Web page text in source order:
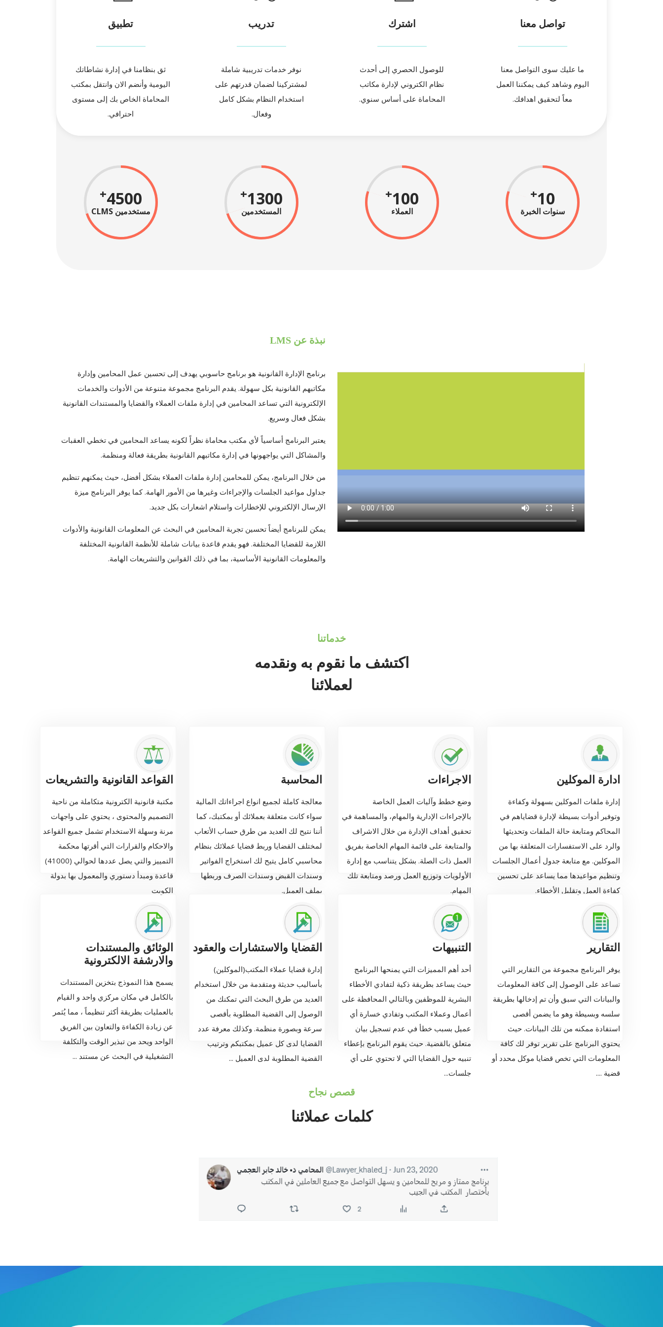
تواصل معنا
ما عليك سوى التواصل معنا
اليوم وشاهد كيف يمكننا العمل
معاً لتحقيق اهدافك.
اشترك
للوصول الحصري إلى أحدث
نظام الكتروني لإدارة مكاتب
المحاماة على أساس سنوي.
تدريب
نوفر خدمات تدريبية شاملة
لمشتركينا لضمان قدرتهم على
استخدام النظام بشكل كامل
وفعال.
تطبيق
ثق بنظامنا في إدارة نشاطاتك
اليومية وأنضم الان وانتقل بمكتب
المحاماة الخاص بك إلى مستوى
احترافي.
10
+
سنوات الخبرة
100
+
العملاء
1300
+
المستخدمين
4500
+
مستخدمين CLMS
نبذة عن LMS
برنامج الإدارة القانونية هو برنامج حاسوبي يهدف إلى تحسين عمل المحامين وإدارة
مكاتبهم القانونية بكل سهولة. يقدم البرنامج مجموعة متنوعة من الأدوات والخدمات
الإلكترونية التي تساعد المحامين في إدارة ملفات العملاء والقضايا والمستندات القانونية
بشكل فعال وسريع.
يعتبر البرنامج أساسياً لأي مكتب محاماة نظراً لكونه يساعد المحامين في تخطي العقبات
والمشاكل التي يواجهونها في إدارة مكاتبهم القانونية بطريقة فعالة ومنظمة.
من خلال البرنامج، يمكن للمحامين إدارة ملفات العملاء بشكل أفضل، حيث يمكنهم تنظيم
جداول مواعيد الجلسات والإجراءات وغيرها من الأمور الهامة. كما يوفر البرنامج ميزة
الإرسال الإلكتروني للإخطارات واستلام اشعارات بكل جديد.
يمكن للبرنامج أيضاً تحسين تجربة المحامين في البحث عن المعلومات القانونية والأدوات
اللازمة للقضايا المختلفة. فهو يقدم قاعدة بيانات شاملة للأنظمة القانونية المختلفة
والمعلومات القانونية الأساسية، بما في ذلك القوانين والتشريعات الهامة.
خدماتنا
اكتشف ما نقوم به ونقدمه
لعملائنا
ادارة الموكلين
إدارة ملفات الموكلين بسهولة وكفاءة
وتوفير أدوات بسيطة لإدارة قضاياهم في
المحاكم ومتابعة حالة الملفات وتحديثها
والرد على الاستفسارات المتعلقة بها من
الموكلين. مع متابعة جدول أعمال الجلسات
وتنظيم مواعيدها مما يساعد على تحسين
كفاءة العمل وتقليل الأخطاء.
الاجراءات
وضع خطط وآليات العمل الخاصة
بالإجراءات الإدارية والمهام، والمساهمة في
تحقيق أهداف الإدارة من خلال الاشراف
والمتابعة على قائمة المهام الخاصة بفريق
العمل ذات الصلة. بشكل يتناسب مع إدارة
الأولويات وتوزيع العمل ورصد ومتابعة تلك
المهام.
المحاسبة
معالجة كاملة لجميع انواع اجراءاتك المالية
سواء كانت متعلقة بعملائك أو بمكتبك، كما
أننا نتيح لك العديد من طرق حساب الأتعاب
لمختلف القضايا وربط قضايا عملائك بنظام
محاسبي كامل يتيح لك استخراج الفواتير
وسندات القبض وسندات الصرف وربطها
بملف العميل.
القواعد القانونية والتشريعات
مكتبة قانونية الكترونية متكاملة من ناحية
التصميم والمحتوى ، يحتوي على واجهات
مرنة وسهلة الاستخدام تشمل جميع القواعد
والاحكام والقرارات التي أقرتها محكمة
التمييز والتي يصل عددها لحوالي (41000)
قاعدة ومبدأ دستوري والمعمول بها بدولة
الكويت
التقارير
يوفر البرنامج مجموعة من التقارير التي
تساعد على الوصول إلى كافة المعلومات
والبيانات التي سبق وأن تم إدخالها بطريقة
سلسه وبسيطة وهو ما يضمن أقصى
استفادة ممكنه من تلك البيانات. حيث
يحتوي البرنامج على تقرير توفر لك كافة
المعلومات التي تخص قضايا موكل محدد أو
قضية ....
التنبيهات
أحد أهم المميزات التي يمنحها البرنامج
حيث يساعد بطريقة ذكية لتفادي الأخطاء
البشرية للموظفين وبالتالي المحافظة على
أعمال وعملاء المكتب وتفادي خسارة أي
عميل بسبب خطأ في عدم تسجيل بيان
متعلق بالقضية. حيث يقوم البرنامج بإعطاء
تنبيه حول القضايا التي لا تحتوي على أي
جلسات...
القضايا والاستشارات والعقود
إدارة قضايا عملاء المكتب(الموكلين)
بأساليب حديثة ومتقدمة من خلال استخدام
العديد من طرق البحث التي تمكنك من
الوصول إلى القضية المطلوبة بأقصى
سرعة وبصورة منظمة. وكذلك معرفة عدد
القضايا لدى كل عميل بمكتبكم وترتيب
القضية المطلوبة لدى العميل ...
الوثائق والمستندات
والارشفة الالكترونية
يسمح هذا النموذج بتخزين المستندات
بالكامل في مكان مركزي واحد و القيام
بالعمليات بطريقة أكثر تنظيماً ، مما يُثمر
عن زيادة الكفاءة والتعاون بين الفريق
الواحد ويحد من تبذير الوقت والتكلفة
التشغيلية في البحث عن مستند ...
قصص نجاح
كلمات عملائنا